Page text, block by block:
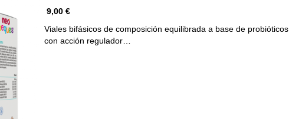
9,00 €
Viales bifásicos de composición equilibrada a base de
con acción regulador…